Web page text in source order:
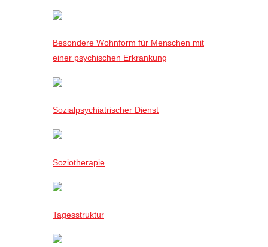
Besondere Wohnform für Menschen mit
einer psychischen Erkrankung
Sozialpsychiatrischer Dienst
Soziotherapie
Tagesstruktur